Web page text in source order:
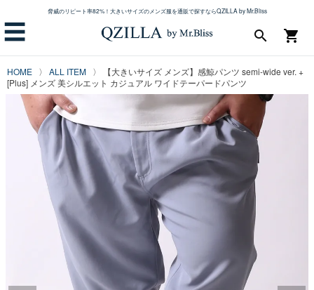
脅威のリピート率82%！大きいサイズのメンズ服を通販で探すならQZILLA by Mr.Bliss
☰ shopping_cart
search
HOME ALL ITEM
【大きいサイズ メンズ】感鯨パンツ semi-wide ver. +
[Plus] メンズ 美シルエット カジュアル ワイドテーパードパンツ